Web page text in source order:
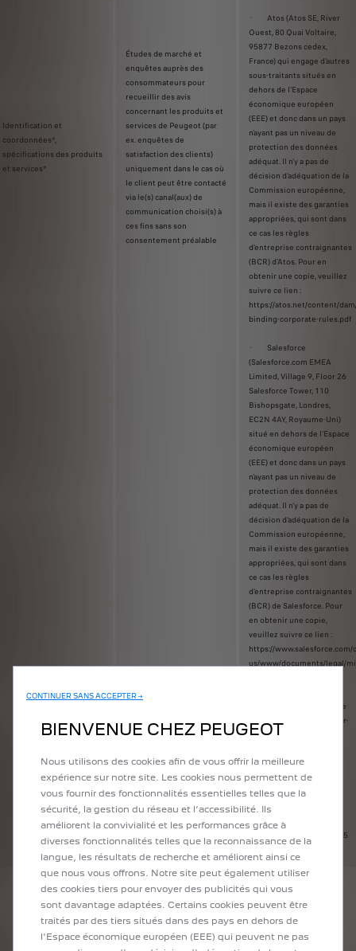
Identification et
coordonnées*,
spécifications des produits
et services*
Études de marché et
enquêtes auprès des
consommateurs pour
recueillir des avis
concernant les produits et
services de Peugeot (par
ex. enquêtes de
satisfaction des clients)
uniquement dans le cas où
le client peut être contacté
via le(s) canal(aux) de
communication choisi(s) à
ces fins sans son
consentement préalable
· Atos (Atos SE, River
Ouest, 80 Quai Voltaire,
95877 Bezons cedex,
France) qui engage d'autres
sous-traitants situés en
dehors de l'Espace
économique européen
(EEE) et donc dans un pays
n'ayant pas un niveau de
protection des données
adéquat. Il n'y a pas de
décision d'adéquation de la
Commission européenne,
mais il existe des garanties
appropriées, qui sont dans
ce cas les règles
d'entreprise contraignantes
(BCR) d’Atos. Pour en
obtenir une copie, veuillez
suivre ce lien :
https://atos.net/content/
binding-corporate-rules.pdf
· Salesforce
(Salesforce.com EMEA
Limited, Village 9, Floor 26
Salesforce Tower, 110
Bishopsgate, Londres,
EC2N 4AY, Royaume-Uni)
situé en dehors de l'Espace
économique européen
(EEE) et donc dans un pays
n'ayant pas un niveau de
protection des données
adéquat. Il n'y a pas de
décision d'adéquation de la
Commission européenne,
mais il existe des garanties
appropriées, qui sont dans
ce cas les règles
d'entreprise contraignantes
(BCR) de Salesforce. Pour
en obtenir une copie,
veuillez suivre ce lien :
https://
us/www/documents/legal/
· Mediacom, 57 Rue de
Villiers, 92 200 Neuilly-sur-
Seine
· Zeta Global, 3 Park
Avenue, New York, NY
10016, Etats-Unis
· IBM GBS France, 17
Avenue de l'Europe, 92275
1 . Finalités pour lesquelles vous avez fourni votre consentement
conformément à l’Art. 6 (1) 1 a) du RGPD à moins d’avoir exercé votre droit de
retirer votre consentement (Art. 7 (3) du RGPD), comme :
CONTINUER SANS ACCEPTER →
BIENVENUE CHEZ PEUGEOT
Nous utilisons des cookies afin de vous offrir la meilleure
expérience sur notre site. Les cookies nous permettent de
vous fournir des fonctionnalités essentielles telles que la
sécurité, la gestion du réseau et l’accessibilité. Ils
améliorent la convivialité et les performances grâce à
diverses fonctionnalités telles que la reconnaissance de la
langue, les résultats de recherche et améliorent ainsi ce
que nous vous offrons. Notre site peut également utiliser
des cookies tiers pour envoyer des publicités qui vous
sont davantage adaptées. Certains cookies peuvent être
traités par des tiers situés dans des pays en dehors de
l'Espace économique européen (EEE) qui peuvent ne pas